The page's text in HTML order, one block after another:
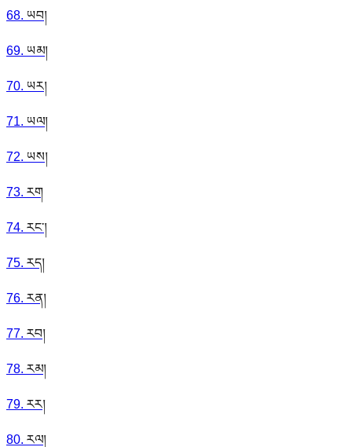
68. ཡབ།
69. ཡམ།
70. ཡར།
71. ཡལ།
72. ཡས།
73. རག
74. རང་།
75. རད།
76. རན།
77. རབ།
78. རམ།
79. རར།
80. རལ།